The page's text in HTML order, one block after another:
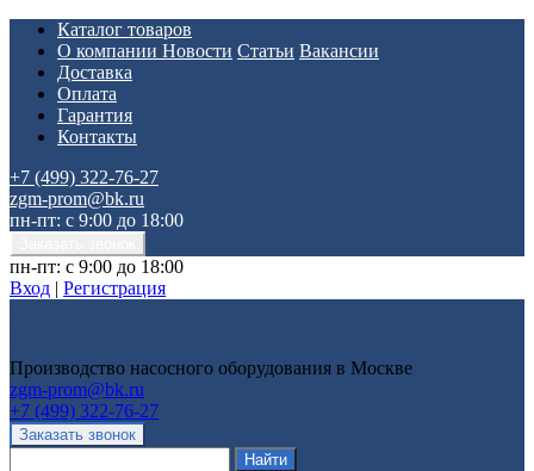
Каталог товаров
О компании Новости Статьи Вакансии
Доставка
Оплата
Гарантия
Контакты
+7 (499) 322-76-27
zgm-prom@bk.ru
пн-пт: с 9:00 до 18:00
пн-пт: с 9:00 до 18:00
Вход | Регистрация
Производство насосного оборудования в Москве
zgm-prom@bk.ru
+7 (499) 322-76-27